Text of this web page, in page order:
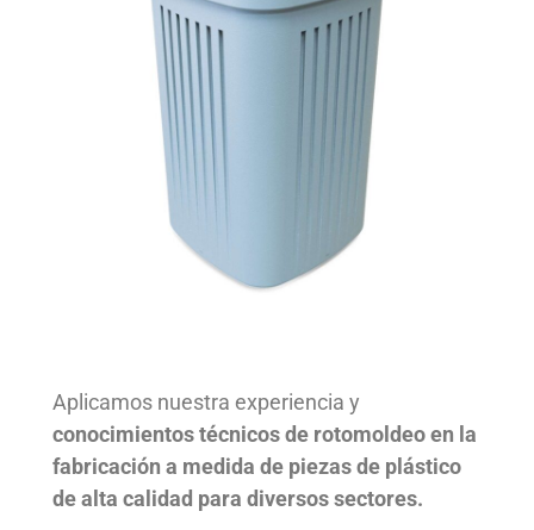
Aplicamos nuestra experiencia y
conocimientos técnicos de rotomoldeo en la
fabricación a medida de piezas de plástico
de alta calidad para diversos sectores.